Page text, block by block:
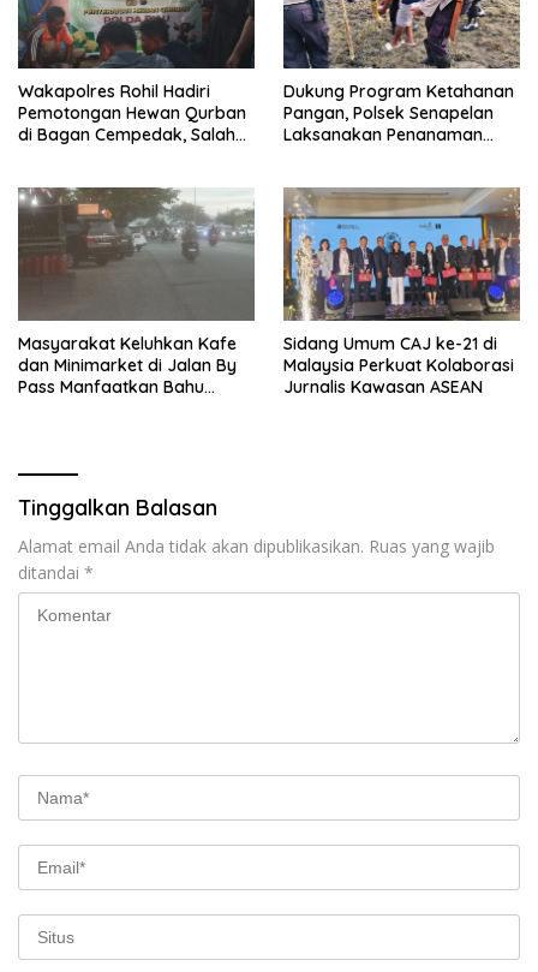
Wakapolres Rohil Hadiri
Pemotongan Hewan Qurban
di Bagan Cempedak, Salah
Dukung Program Ketahanan
Pangan, Polsek Senapelan
Laksanakan Penanaman
Masyarakat Keluhkan Kafe
dan Minimarket di Jalan By
Pass Manfaatkan Bahu
Sidang Umum CAJ ke-21 di
Malaysia Perkuat Kolaborasi
Jurnalis Kawasan ASEAN
Tinggalkan Balasan
Alamat email Anda tidak akan dipublikasikan. Ruas yang wajib
ditandai *